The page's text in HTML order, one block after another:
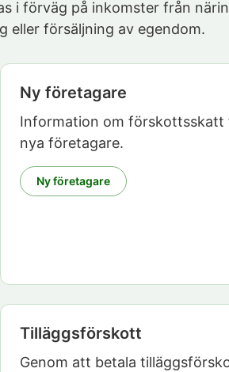
i förväg på inkomster från
eller försäljning av egendom.
Ny företagare
Information om förskottsskatt
nya företagare.
Ny företagare
Tilläggsförskott
Genom att betala